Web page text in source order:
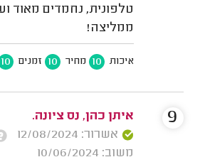
טלפונית, נחמדים מאוד
ממליצה!
איכות 10 מחיר 10 זמנים 10
איתן כהן, נס ציונה.
אשרור: 12/08/2024
משוב: 10/06/2024
9